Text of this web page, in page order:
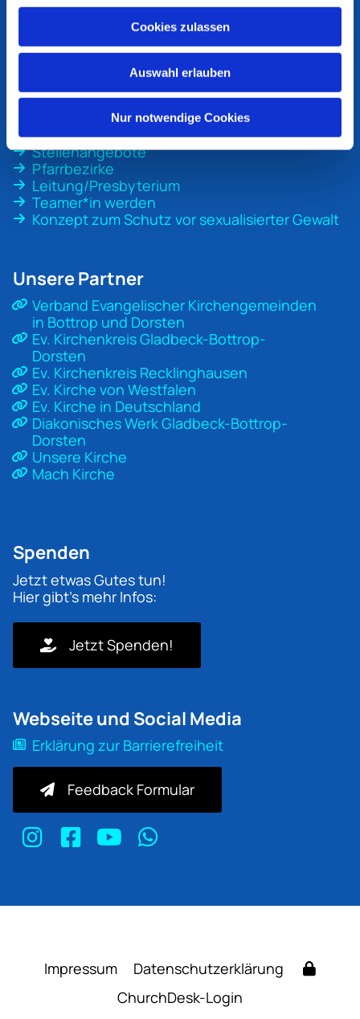
Cookies zulassen
Auswahl erlauben
Nur notwendige Cookies
ev-kirche-bottrop@ekvw.de
Unsere Gemeinde
Stellenangebote
Pfarrbezirke
Leitung/Presbyterium
Teamer*in werden
Konzept zum Schutz vor sexualisierter Gewalt
Unsere Partner
Verband Evangelischer Kirchengemeinden
in Bottrop und Dorsten
Ev. Kirchenkreis Gladbeck-Bottrop-
Dorsten
Ev. Kirchenkreis Recklinghausen
Ev. Kirche von Westfalen
Ev. Kirche in Deutschland
Diakonisches Werk Gladbeck-Bottrop-
Dorsten
Unsere Kirche
Mach Kirche
Spenden
Jetzt etwas Gutes tun!
Hier gibt's mehr Infos:
Jetzt Spenden!
Webseite und Social Media
Erklärung zur Barrierefreiheit
Feedback Formular
Impressum
Datenschutzerklärung
ChurchDesk-Login